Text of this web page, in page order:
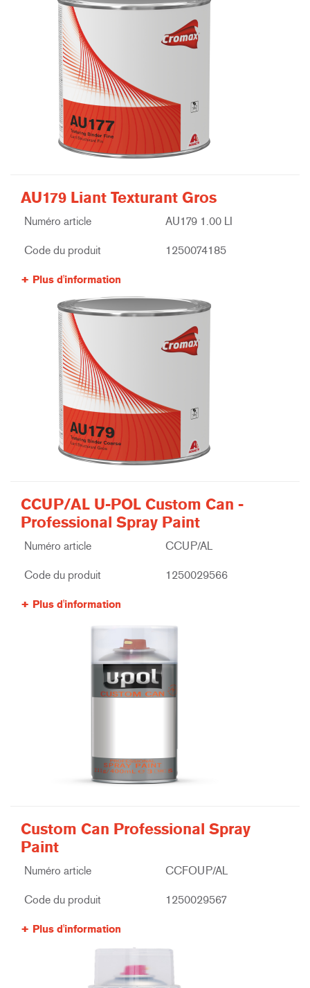
AU179 Liant Texturant Gros
Numéro article AU179 1.00 LI
Code du produit 1250074185
Plus d'information
CCUP/AL U-POL Custom Can -
Professional Spray Paint
Numéro article CCUP/AL
Code du produit 1250029566
Plus d'information
Custom Can Professional Spray
Paint
Numéro article CCFOUP/AL
Code du produit 1250029567
Plus d'information